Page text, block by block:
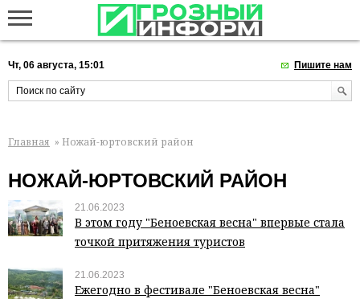
Чт, 06 августа, 15:01 Пишите нам
Главная » Ножай-юртовский район
НОЖАЙ-ЮРТОВСКИЙ РАЙОН
21.06.2023
В этом году "Беноевская весна" впервые стала
точкой притяжения туристов
21.06.2023
Ежегодно в фестивале "Беноевская весна"